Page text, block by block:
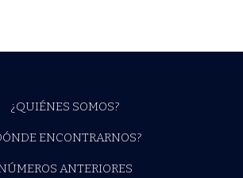
¿QUIÉNES SOMOS?
ENCONTRARNOS?
ANTERIORES